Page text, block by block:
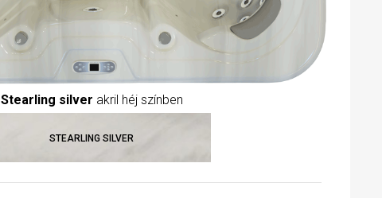
Stearling silver akril héj színben
STEARLING SILVER